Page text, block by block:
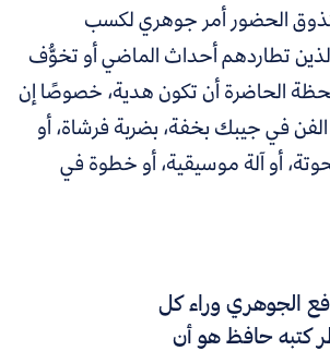
الحضور أمر جوهري لكسب
تطاردهم أحداث الماضي أو تخوُّف
الحاضرة أن تكون هدية، خصوصًا إن
في جيبك بخفة، بضربة فرشاة، أو
أو آلة موسيقية، أو خطوة في
الجوهري وراء كل
كتبه حافظ هو أن